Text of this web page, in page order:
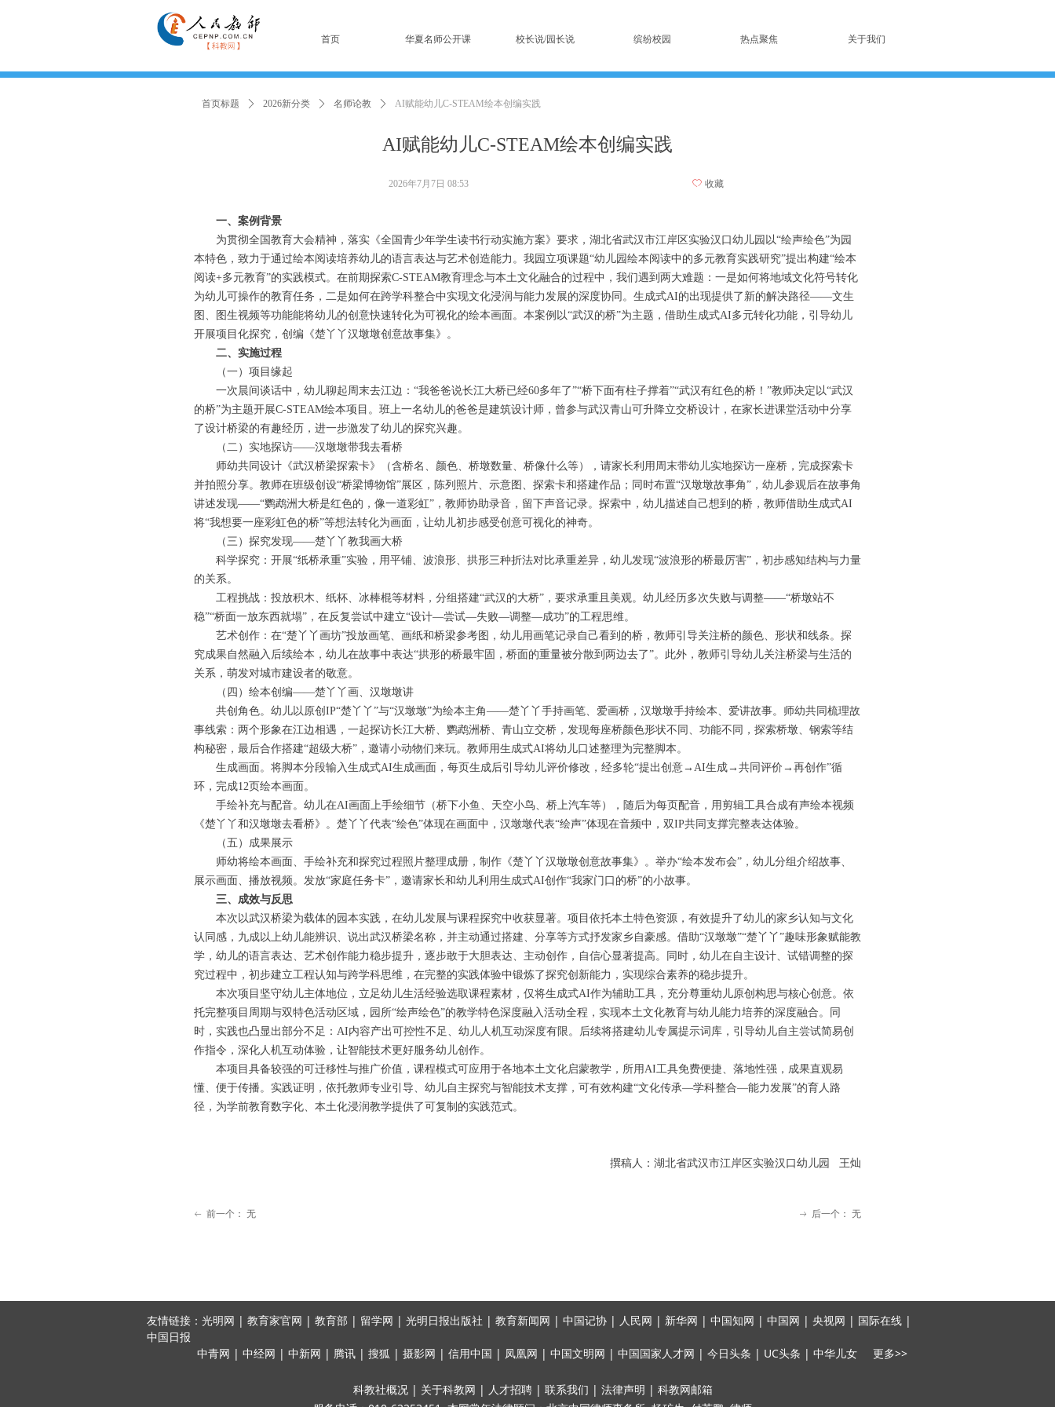
首页 华夏名师公开课 校长说/园长说 缤纷校园 热点聚焦 关于我们
AI赋能幼儿C-STEAM绘本创编实践
首页标题 ꄲ 2026新分类 ꄲ 名师论教 ꄲ AI赋能幼儿C-STEAM绘本创编实践
一、案例背景
为贯彻全国教育大会精神，落实《全国青少年学生读书行动实施方案》要求，湖北省武汉市江岸区实验汉口幼儿园以“绘声绘色”为园
本特色，致力于通过绘本阅读培养幼儿的语言表达与艺术创造能力。我园立项课题“幼儿园绘本阅读中的多元教育实践研究”提出构建“绘本
阅读+多元教育”的实践模式。在前期探索C-STEAM教育理念与本土文化融合的过程中，我们遇到两大难题：一是如何将地域文化符号转化
为幼儿可操作的教育任务，二是如何在跨学科整合中实现文化浸润与能力发展的深度协同。生成式AI的出现提供了新的解决路径——文生
图、图生视频等功能能将幼儿的创意快速转化为可视化的绘本画面。本案例以“武汉的桥”为主题，借助生成式AI多元转化功能，引导幼儿
开展项目化探究，创编《楚丫丫汉墩墩创意故事集》。
二、实施过程
（一）项目缘起
一次晨间谈话中，幼儿聊起周末去江边：“我爸爸说长江大桥已经60多年了”“桥下面有柱子撑着”“武汉有红色的桥！”教师决定以“武汉
的桥”为主题开展C-STEAM绘本项目。班上一名幼儿的爸爸是建筑设计师，曾参与武汉青山可升降立交桥设计，在家长进课堂活动中分享
了设计桥梁的有趣经历，进一步激发了幼儿的探究兴趣。
（二）实地探访——汉墩墩带我去看桥
师幼共同设计《武汉桥梁探索卡》（含桥名、颜色、桥墩数量、桥像什么等），请家长利用周末带幼儿实地探访一座桥，完成探索卡
并拍照分享。教师在班级创设“桥梁博物馆”展区，陈列照片、示意图、探索卡和搭建作品；同时布置“汉墩墩故事角”，幼儿参观后在故事角
讲述发现——“鹦鹉洲大桥是红色的，像一道彩虹”，教师协助录音，留下声音记录。探索中，幼儿描述自己想到的桥，教师借助生成式AI
将“我想要一座彩虹色的桥”等想法转化为画面，让幼儿初步感受创意可视化的神奇。
（三）探究发现——楚丫丫教我画大桥
科学探究：开展“纸桥承重”实验，用平铺、波浪形、拱形三种折法对比承重差异，幼儿发现“波浪形的桥最厉害”，初步感知结构与力量
的关系。
工程挑战：投放积木、纸杯、冰棒棍等材料，分组搭建“武汉的大桥”，要求承重且美观。幼儿经历多次失败与调整——“桥墩站不
稳”“桥面一放东西就塌”，在反复尝试中建立“设计—尝试—失败—调整—成功”的工程思维。
艺术创作：在“楚丫丫画坊”投放画笔、画纸和桥梁参考图，幼儿用画笔记录自己看到的桥，教师引导关注桥的颜色、形状和线条。探
究成果自然融入后续绘本，幼儿在故事中表达“拱形的桥最牢固，桥面的重量被分散到两边去了”。此外，教师引导幼儿关注桥梁与生活的
关系，萌发对城市建设者的敬意。
（四）绘本创编——楚丫丫画、汉墩墩讲
共创角色。幼儿以原创IP“楚丫丫”与“汉墩墩”为绘本主角——楚丫丫手持画笔、爱画桥，汉墩墩手持绘本、爱讲故事。师幼共同梳理故
事线索：两个形象在江边相遇，一起探访长江大桥、鹦鹉洲桥、青山立交桥，发现每座桥颜色形状不同、功能不同，探索桥墩、钢索等结
构秘密，最后合作搭建“超级大桥”，邀请小动物们来玩。教师用生成式AI将幼儿口述整理为完整脚本。
生成画面。将脚本分段输入生成式AI生成画面，每页生成后引导幼儿评价修改，经多轮“提出创意→AI生成→共同评价→再创作”循
环，完成12页绘本画面。
手绘补充与配音。幼儿在AI画面上手绘细节（桥下小鱼、天空小鸟、桥上汽车等），随后为每页配音，用剪辑工具合成有声绘本视频
《楚丫丫和汉墩墩去看桥》。楚丫丫代表“绘色”体现在画面中，汉墩墩代表“绘声”体现在音频中，双IP共同支撑完整表达体验。
（五）成果展示
师幼将绘本画面、手绘补充和探究过程照片整理成册，制作《楚丫丫汉墩墩创意故事集》。举办“绘本发布会”，幼儿分组介绍故事、
展示画面、播放视频。发放“家庭任务卡”，邀请家长和幼儿利用生成式AI创作“我家门口的桥”的小故事。
三、成效与反思
本次以武汉桥梁为载体的园本实践，在幼儿发展与课程探究中收获显著。项目依托本土特色资源，有效提升了幼儿的家乡认知与文化
认同感，九成以上幼儿能辨识、说出武汉桥梁名称，并主动通过搭建、分享等方式抒发家乡自豪感。借助“汉墩墩”“楚丫丫”趣味形象赋能教
学，幼儿的语言表达、艺术创作能力稳步提升，逐步敢于大胆表达、主动创作，自信心显著提高。同时，幼儿在自主设计、试错调整的探
究过程中，初步建立工程认知与跨学科思维，在完整的实践体验中锻炼了探究创新能力，实现综合素养的稳步提升。
本次项目坚守幼儿主体地位，立足幼儿生活经验选取课程素材，仅将生成式AI作为辅助工具，充分尊重幼儿原创构思与核心创意。依
托完整项目周期与双特色活动区域，园所“绘声绘色”的教学特色深度融入活动全程，实现本土文化教育与幼儿能力培养的深度融合。同
时，实践也凸显出部分不足：AI内容产出可控性不足、幼儿人机互动深度有限。后续将搭建幼儿专属提示词库，引导幼儿自主尝试简易创
作指令，深化人机互动体验，让智能技术更好服务幼儿创作。
本项目具备较强的可迁移性与推广价值，课程模式可应用于各地本土文化启蒙教学，所用AI工具免费便捷、落地性强，成果直观易
懂、便于传播。实践证明，依托教师专业引导、幼儿自主探究与智能技术支撑，可有效构建“文化传承—学科整合—能力发展”的育人路
径，为学前教育数字化、本土化浸润教学提供了可复制的实践范式。
撰稿人：湖北省武汉市江岸区实验汉口幼儿园 王灿
2026年7月7日 08:53 ꄀ 收藏
ꂃ 前一个： 无 ꁹ 后一个： 无
友情链接：光明网 | 教育家官网 | 教育部 | 留学网 | 光明日报出版社 | 教育新闻网 | 中国记协 | 人民网 | 新华网 | 中国知网 | 中国网 | 央视网 | 国际在线 |
中国日报
中青网 | 中经网 | 中新网 | 腾讯 | 搜狐 | 摄影网 | 信用中国 | 凤凰网 | 中国文明网 | 中国国家人才网 | 今日头条 | UC头条 | 中华儿女 更多>>
科教社概况 | 关于科教网 | 人才招聘 | 联系我们 | 法律声明 | 科教网邮箱